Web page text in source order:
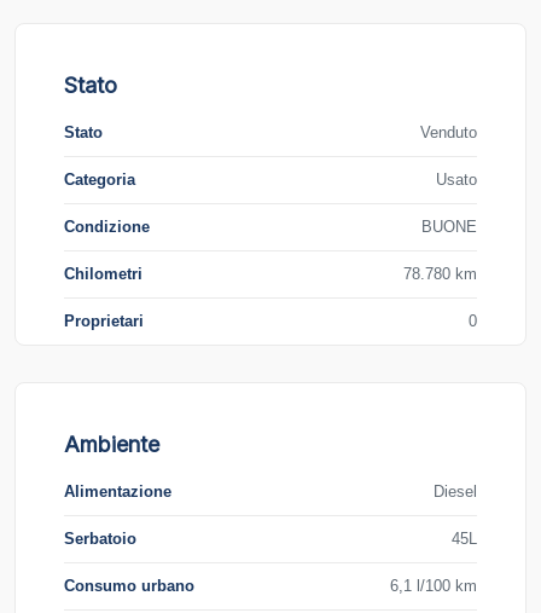
Stato
Stato Venduto
Categoria Usato
Condizione BUONE
Chilometri 78.780 km
Proprietari 0
Ambiente
Alimentazione Diesel
Serbatoio 45L
Consumo urbano 6,1 l/100 km